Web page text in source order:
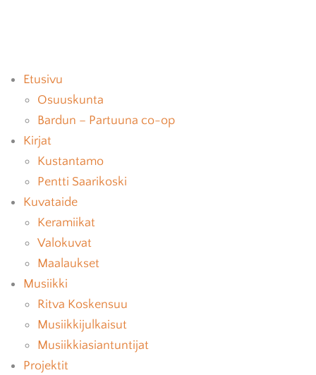
Etusivu
Osuuskunta
Bardun – Partuuna co-op
Kirjat
Kustantamo
Pentti Saarikoski
Kuvataide
Keramiikat
Valokuvat
Maalaukset
Musiikki
Ritva Koskensuu
Musiikkijulkaisut
Musiikkiasiantuntijat
Projektit